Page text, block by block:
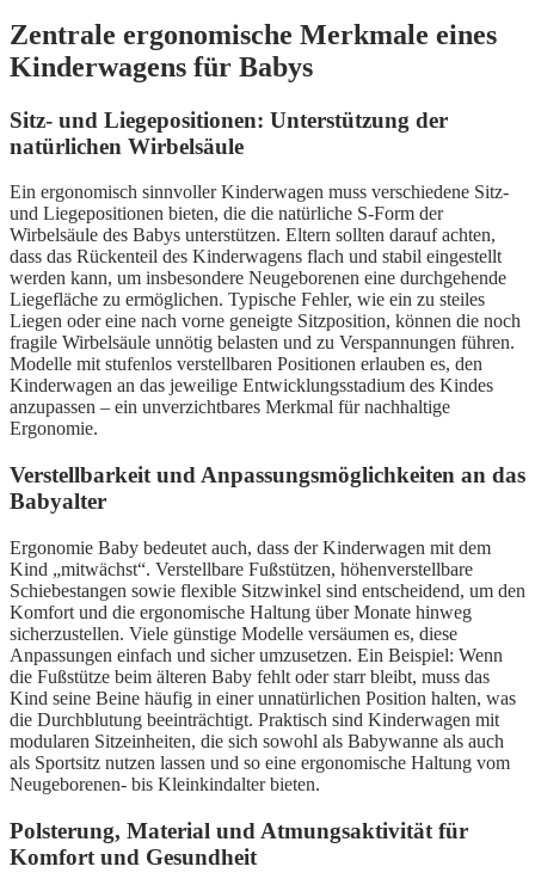
Zentrale ergonomische Merkmale eines
Kinderwagens für Babys
Sitz- und Liegepositionen: Unterstützung der
natürlichen Wirbelsäule
Ein ergonomisch sinnvoller Kinderwagen muss verschiedene Sitz-
und Liegepositionen bieten, die die natürliche S-Form der
Wirbelsäule des Babys unterstützen. Eltern sollten darauf achten,
dass das Rückenteil des Kinderwagens flach und stabil eingestellt
werden kann, um insbesondere Neugeborenen eine durchgehende
Liegefläche zu ermöglichen. Typische Fehler, wie ein zu steiles
Liegen oder eine nach vorne geneigte Sitzposition, können die noch
fragile Wirbelsäule unnötig belasten und zu Verspannungen führen.
Modelle mit stufenlos verstellbaren Positionen erlauben es, den
Kinderwagen an das jeweilige Entwicklungsstadium des Kindes
anzupassen – ein unverzichtbares Merkmal für nachhaltige
Ergonomie.
Verstellbarkeit und Anpassungsmöglichkeiten an das
Babyalter
Ergonomie Baby bedeutet auch, dass der Kinderwagen mit dem
Kind „mitwächst“. Verstellbare Fußstützen, höhenverstellbare
Schiebestangen sowie flexible Sitzwinkel sind entscheidend, um den
Komfort und die ergonomische Haltung über Monate hinweg
sicherzustellen. Viele günstige Modelle versäumen es, diese
Anpassungen einfach und sicher umzusetzen. Ein Beispiel: Wenn
die Fußstütze beim älteren Baby fehlt oder starr bleibt, muss das
Kind seine Beine häufig in einer unnatürlichen Position halten, was
die Durchblutung beeinträchtigt. Praktisch sind Kinderwagen mit
modularen Sitzeinheiten, die sich sowohl als Babywanne als auch
als Sportsitz nutzen lassen und so eine ergonomische Haltung vom
Neugeborenen- bis Kleinkindalter bieten.
Polsterung, Material und Atmungsaktivität für
Komfort und Gesundheit